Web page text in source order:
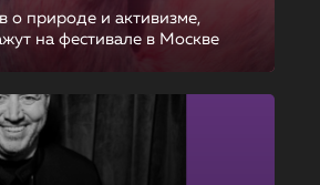
о природе и активизме,
на фестивале в Москве